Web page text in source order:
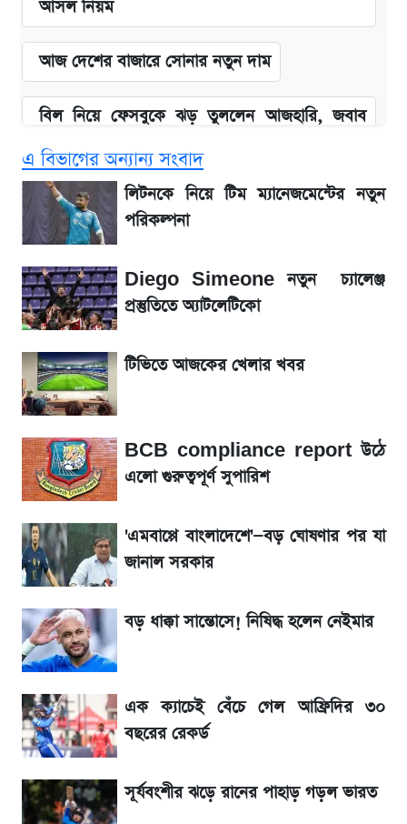
আসল নিয়ম
আজ দেশের বাজারে সোনার নতুন দাম
বিল নিয়ে ফেসবুকে ঝড় তুললেন আজহারি, জবাব
লিটনকে নিয়ে টিম ম্যানেজমেন্টের নতুন পরিকল্পনা
আগামী ৪ দিনের আবহাওয়া নিয়ে বড় সতর্কবার্তা
৮ ব্র্যান্ডের ত্বক ফর্সাকারী ক্রিমে ভয়াবহ মাত্রার মার্কারি
Diego Simeone নতুন চ্যালেঞ্জ প্রস্তুতিতে
অ্যাটলেটিকো
ভবন নির্মাণে নতুন নিয়ম: বাংলাদেশ building
code যা মানতে হবে
তারিখ
শেখ হাসিনার দেশে ফেরা নিয়ে যা বললেন রুমিন
ফারহানা
লাফিয়ে বাড়ল স্বর্ণের দাম, এক মাসের মধ্যে সর্বোচ্চ
রেকর্ড
বাংলাদেশ নিয়ে যা বললেন সজীব ওয়াজেদ জয়
২ লাখ মানুষ অপেক্ষায়, কিন্তু দেখা গেল না শেখ
এ বিভাগের অন্যান্য সংবাদ
লিটনকে নিয়ে টিম ম্যানেজমেন্টের নতুন
পরিকল্পনা
Diego Simeone নতুন চ্যালেঞ্জ
প্রস্তুতিতে অ্যাটলেটিকো
টিভিতে আজকের খেলার খবর
BCB compliance report উঠে
এলো গুরুত্বপূর্ণ সুপারিশ
'এমবাপ্পে বাংলাদেশে'—বড় ঘোষণার পর যা
জানাল সরকার
বড় ধাক্কা সান্তোসে! নিষিদ্ধ হলেন নেইমার
এক ক্যাচেই বেঁচে গেল আফ্রিদির ৩০
বছরের রেকর্ড
সূর্যবংশীর ঝড়ে রানের পাহাড় গড়ল ভারত